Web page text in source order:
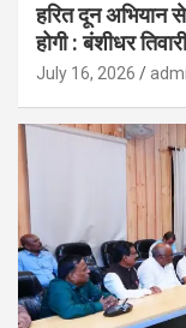
हरित दून अभियान
होगी : बंशीधर तिवारी
July 16, 2026